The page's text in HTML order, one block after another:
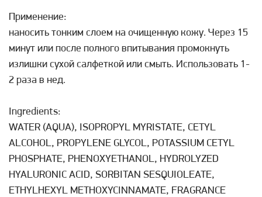
Применение:
наносить тонким слоем на очищенную кожу. Через 15
минут или после полного впитывания промокнуть
излишки сухой салфеткой или смыть. Использовать 1-
2 раза в нед.
Ingredients:
WATER (AQUA), ISOPROPYL MYRISTATE, CETYL
ALCOHOL, PROPYLENE GLYCOL, POTASSIUM CETYL
PHOSPHATE, PHENOXYETHANOL, HYDROLYZED
HYALURONIC ACID, SORBITAN SESQUIOLEATE,
ETHYLHEXYL METHOXYCINNAMATE, FRAGRANCE